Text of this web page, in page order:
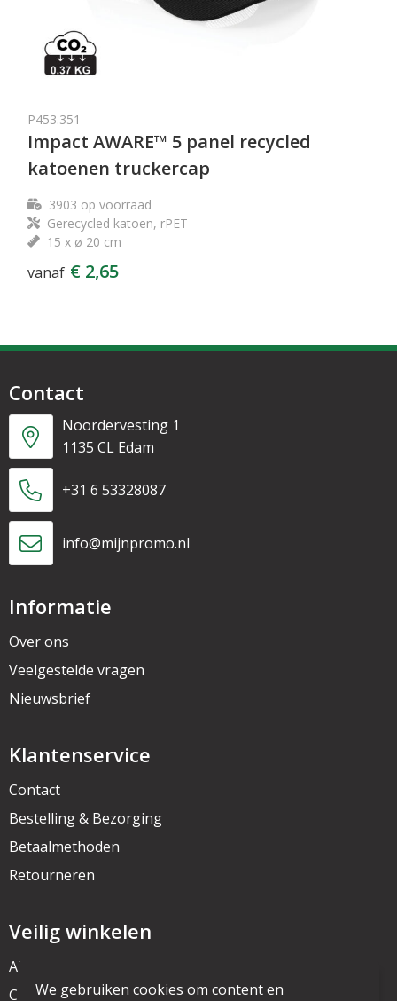
P453.351
Impact AWARE™ 5 panel recycled
katoenen truckercap
3903 op voorraad
Gerecycled katoen, rPET
15 x ø 20 cm
vanaf € 2,65
Contact
Noordervesting 1
1135 CL Edam
+31 6 53328087
info@mijnpromo.nl
Informatie
Over ons
Veelgestelde vragen
Nieuwsbrief
Klantenservice
Contact
Bestelling & Bezorging
Betaalmethoden
Retourneren
Veilig winkelen
Algemene voorwaarden
Cookieverklaring
We gebruiken cookies om content en